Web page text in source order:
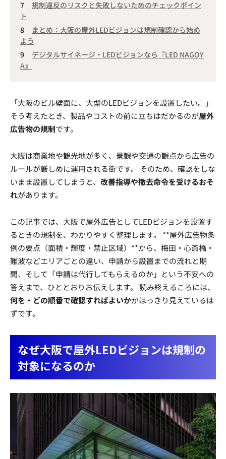
規制違反のリスクと失敗しないためのチェックポイン
ト
まとめ：大阪の屋外LEDビジョンは規制確認から始め
よう
デジタルサイネージ・LEDビジョンなら『LED NAGOY
A』
「大阪のビル壁面に、大型のLEDビジョンを設置したい。」
そう考えたとき、製品やコストの前に立ちはだかるのが屋外
広告物の規制です。
大阪は商業地や観光地が多く、景観や交通の観点から広告の
ルールが厳しめに運用される街です。 そのため、確認をしな
いまま設置してしまうと、 改善指導や撤去命令を受けるおそ
れがあります。
この記事では、大阪で屋外広告としてLEDビジョンを設置す
るときの規制を、わかりやすく整理します。 **屋外広告物条
例の要点（面積・輝度・禁止区域）**から、梅田・心斎橋・
難波などエリアごとの違い、申請から設置までの流れと期
間、そして「申請は代行してもらえるのか」という不安への
答えまで、ひととおりお伝えします。 読み終えるころには、
何を・どの順番で確認すればよいかがはっきり見えているは
ずです。
なぜ大阪で屋外LEDビジョンは規制の
対象になるのか